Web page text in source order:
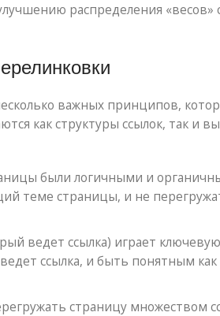
распределения «весов»
важных принципов,
как структуры ссылок, так и
были логичными и
теме страницы, и не
ведет ссылка) играет
ссылка, и быть понятным как
страницу множеством